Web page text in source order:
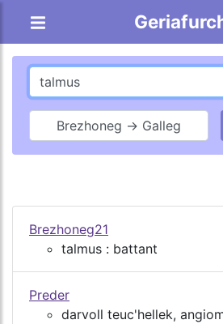
Brezhoneg → Galleg
Brezhoneg21
talmus : battant
Preder
darvoll teuc'hellek,